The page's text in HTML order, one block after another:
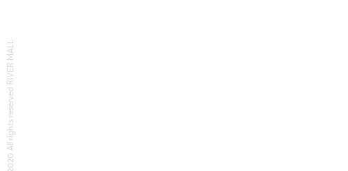
© 2020 All rights reserved RIVER MALL